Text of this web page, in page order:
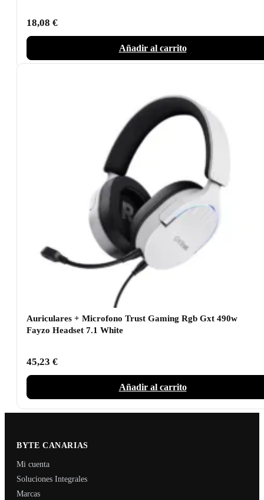
18,08 €
Añadir al carrito
Auriculares + Microfono Trust Gaming Rgb Gxt 490w
Fayzo Headset 7.1 White
45,23 €
Añadir al carrito
BYTE CANARIAS
Mi cuenta
Soluciones Integrales
Marcas